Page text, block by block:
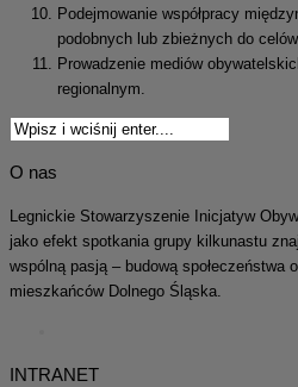
Podejmowanie współpracy
podobnych lub zbieżnych do
Prowadzenie mediów
regionalnym.
O nas
Legnickie Stowarzyszenie Inicjatyw
jako efekt spotkania grupy kilkunastu
wspólną pasją – budową społeczeństwa
mieszkańców Dolnego Śląska.
INTRANET